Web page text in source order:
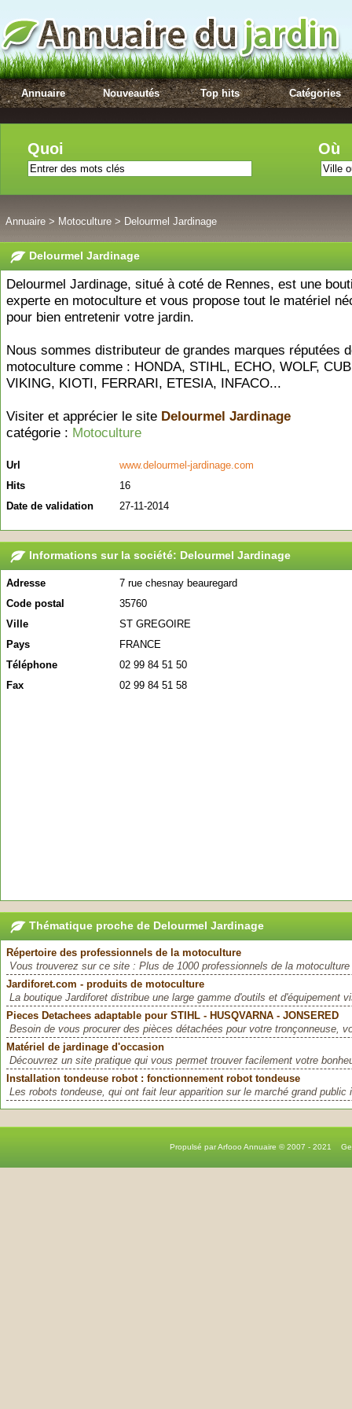
Annuaire Nouveautés Top hits Catégories
Quoi Où
Annuaire > Motoculture > Delourmel Jardinage
Delourmel Jardinage
Delourmel Jardinage, situé à coté de Rennes, est une
experte en motoculture et vous propose tout le matériel
pour bien entretenir votre jardin.
Nous sommes distributeur de grandes marques réputées
motoculture comme : HONDA, STIHL, ECHO, WOLF,
VIKING, KIOTI, FERRARI, ETESIA, INFACO...
Visiter et apprécier le site Delourmel Jardinage
catégorie : Motoculture
Url
www.delourmel-jardinage.com
Hits
16
Date de validation
27-11-2014
Informations sur la société: Delourmel Jardinage
Adresse
7 rue chesnay beauregard
Code postal
35760
Ville
ST GREGOIRE
Pays
FRANCE
Téléphone
02 99 84 51 50
Fax
02 99 84 51 58
Thématique proche de Delourmel Jardinage
Répertoire des professionnels de la motoculture
Vous trouverez sur ce site : Plus de 1000 professionnels de la
Jardiforet.com - produits de motoculture
La boutique Jardiforet distribue une large gamme d'outils et d'équipement
Pieces Detachees adaptable pour STIHL - HUSQVARNA - JONSERED
Besoin de vous procurer des pièces détachées pour votre tronçonneuse,
Matériel de jardinage d'occasion
Découvrez un site pratique qui vous permet trouver facilement votre
Installation tondeuse robot : fonctionnement robot tondeuse
Les robots tondeuse, qui ont fait leur apparition sur le marché grand public
Propulsé par Arfooo Annuaire © 2007 - 2021